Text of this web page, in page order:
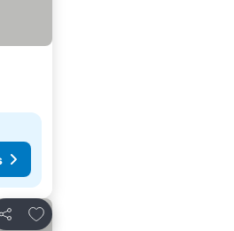
Partilhar
Adicionar aos favoritos